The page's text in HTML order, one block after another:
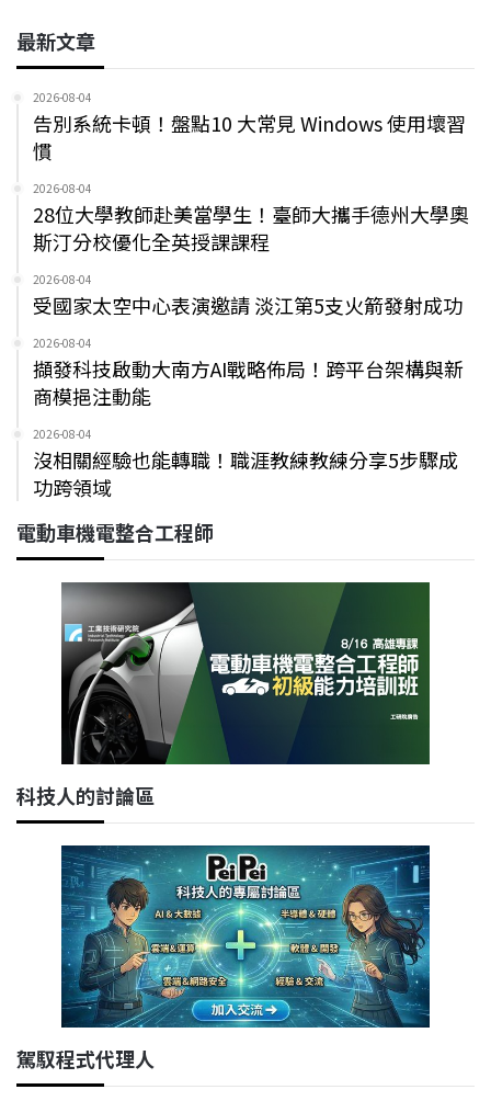
最新文章
2026-08-04
告別系統卡頓！盤點10 大常見 Windows 使用壞習
慣
2026-08-04
28位大學教師赴美當學生！臺師大攜手德州大學奧
斯汀分校優化全英授課課程
2026-08-04
受國家太空中心表演邀請 淡江第5支火箭發射成功
2026-08-04
擷發科技啟動大南方AI戰略佈局！跨平台架構與新
商模挹注動能
2026-08-04
沒相關經驗也能轉職！職涯教練教練分享5步驟成
功跨領域
電動車機電整合工程師
科技人的討論區
駕馭程式代理人